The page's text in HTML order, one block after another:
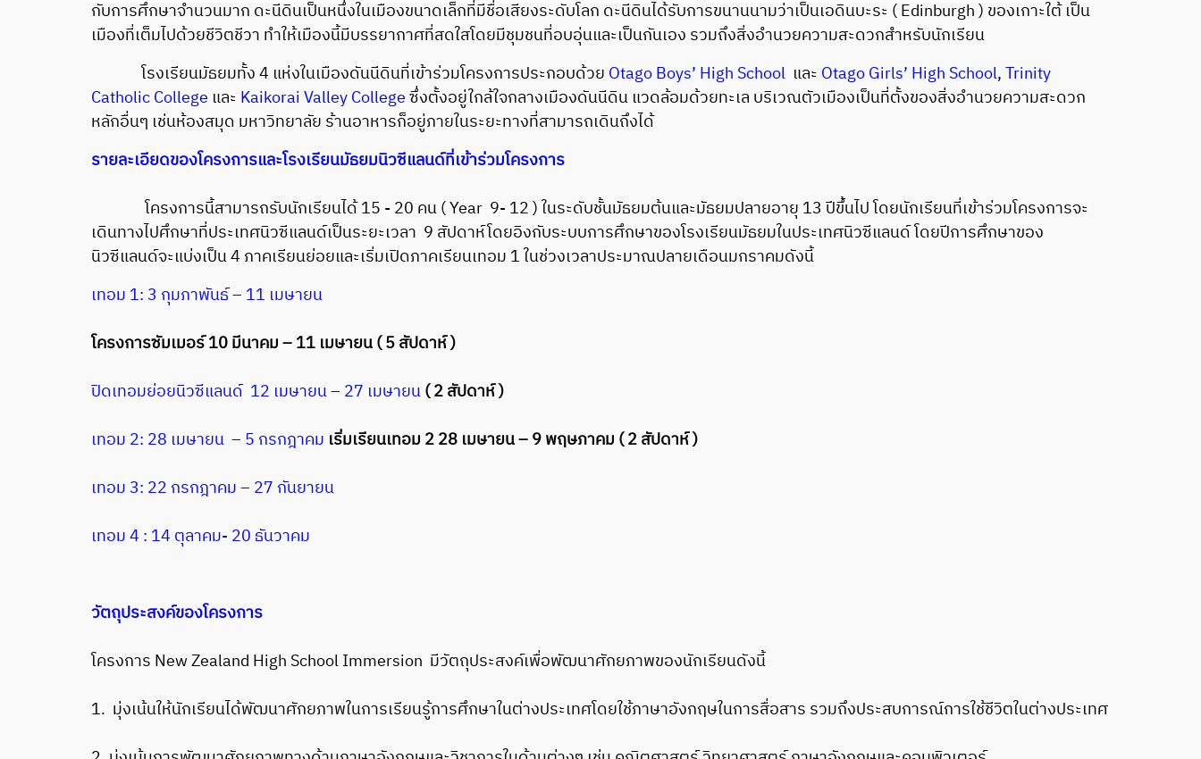
กับการศึกษาจำนวนมาก ดะนีดินเป็นหนึ่งในเมืองขนาดเล็กที่มีชื่อเสียงระดับโลก ดะนีดินได้รับการขนานนามว่าเป็นเอดินบะระ ( Edinburgh ) ของเกาะใต้ เป็น
เมืองที่เต็มไปด้วยชีวิตชีวา ทำให้เมืองนี้มีบรรยากาศที่สดใสโดยมีชุมชนที่อบอุ่นและเป็นกันเอง รวมถึงสิ่งอำนวยความสะดวกสำหรับนักเรียน
โรงเรียนมัธยมทั้ง 4 แห่งในเมืองดันนีดินที่เข้าร่วมโครงการประกอบด้วย Otago Boys’ High School และ Otago Girls’ High School,Trinity
Catholic College และ Kaikorai Valley Collegeซึ่งตั้งอยู่ใกล้ใจกลางเมืองดันนีดิน แวดล้อมด้วยทะเล บริเวณตัวเมืองเป็นที่ตั้งของสิ่งอำนวยความสะดวก
หลักอื่นๆ เช่นห้องสมุด มหาวิทยาลัย ร้านอาหารก็อยู่ภายในระยะทางที่สามารถเดินถึงได้
รายละเอียดของโครงการและโรงเรียนมัธยมนิวซีแลนด์ที่เข้าร่วมโครงการ
โครงการนี้สามารถรับนักเรียนได้ 15 - 20 คน ( Year 9- 12 ) ในระดับชั้นมัธยมต้นและมัธยมปลายอายุ 13 ปีขึ้นไป โดยนักเรียนที่เข้าร่วมโครงการจะ
เดินทางไปศึกษาที่ประเทศนิวซีแลนด์เป็นระยะเวลา 9 สัปดาห์โดยอิงกับระบบการศึกษาของโรงเรียนมัธยมในประเทศนิวซีแลนด์ โดยปีการศึกษาของ
นิวซีแลนด์จะแบ่งเป็น 4 ภาคเรียนย่อยและเริ่มเปิดภาคเรียนเทอม 1 ในช่วงเวลาประมาณปลายเดือนมกราคมดังนี้
เทอม 1: 3 กุมภาพันธ์ – 11 เมษายน
โครงการซัมเมอร์ 10 มีนาคม – 11 เมษายน ( 5 สัปดาห์ )
ปิดเทอมย่อยนิวซีแลนด์ 12 เมษายน – 27 เมษายน( 2 สัปดาห์ )
เทอม 2: 28 เมษายน – 5 กรกฎาคม เริ่มเรียนเทอม 2 28 เมษายน – 9 พฤษภาคม ( 2 สัปดาห์ )
เทอม 3: 22 กรกฎาคม – 27 กันยายน
เทอม 4 : 14 ตุลาคม- 20 ธันวาคม
วัตถุประสงค์ของโครงการ
โครงการ New Zealand High School Immersion มีวัตถุประสงค์เพื่อพัฒนาศักยภาพของนักเรียนดังนี้
1. มุ่งเน้นให้นักเรียนได้พัฒนาศักยภาพในการเรียนรู้การศึกษาในต่างประเทศโดยใช้ภาษาอังกฤษในการสื่อสาร รวมถึงประสบการณ์การใช้ชีวิตในต่างประเทศ